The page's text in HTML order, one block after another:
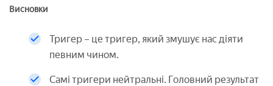
Висновки
Тригер – це тригер, який змушує нас діяти
певним чином.
Самі тригери нейтральні. Головний результат